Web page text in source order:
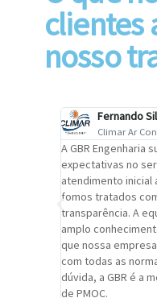
clientes
nosso
Fernando
Climar Ar
A GBR Engenharia
expectativas no
atendimento inicial
fomos tratados
transparência. A
amplo
que nossa
com todas as
dúvida, a GBR é a
de PMOC.